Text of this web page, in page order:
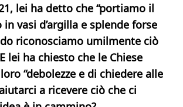
lei ha detto che “portiamo il
vasi d’argilla e splende forse
riconosciamo umilmente ciò
lei ha chiesto che le Chiese
“debolezze e di chiedere alle
a ricevere ciò che ci